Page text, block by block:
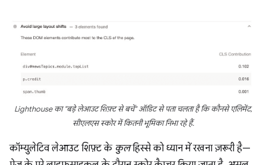
Lighthouse का "बड़े लेआउट शिफ़्ट से बचें" ऑडिट से पता चलता है कि कौनसे एलिमेंट,
सीएलएस स्कोर में कितनी भूमिका निभा रहे हैं.
कॉम्युलेटिव लेआउट शिफ़्ट के कुलहिस्से को ध्यान में रखना ज़रूरी है—